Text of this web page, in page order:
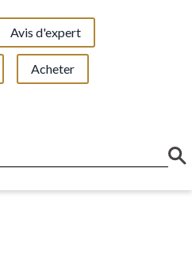
Avis d'expert
Acheter